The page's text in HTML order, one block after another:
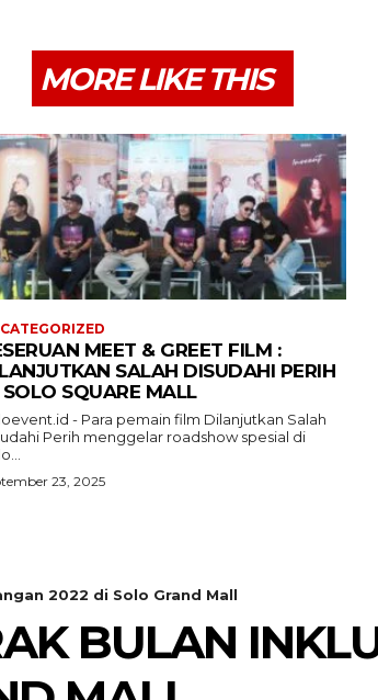
MORE LIKE THIS
MEET & GREET FILM :
SALAH DISUDAHI PERIH
SQUARE MALL
- Para pemain film Dilanjutkan Salah
Perih menggelar roadshow spesial di
23, 2025